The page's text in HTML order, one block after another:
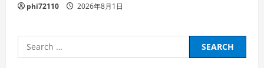
phi72110 2026年8月1日
Search
for: